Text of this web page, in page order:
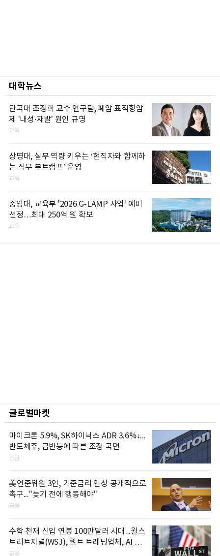
대학뉴스
단국대 조정희 교수 연구팀, 폐암 표적항암
제 '내성·재발' 원인 규명
교육
상명대, 실무 역량 키우는 ‘현직자와 함께하
는 직무 부트캠프’ 운영
교육
중앙대, 교육부 '2026 G-LAMP 사업' 예비
선정…최대 250억 원 확보
교육
글로벌마켓
마이크론 5.9%, SK하이닉스 ADR 3.6%↓...
반도체주, 급반등에 따른 조정 국면
증권
美연준위원 3인, 기준금리 인상 공개적으로
촉구..."늦기 전에 행동해야"
금융
수학 천재 신입 연봉 100만달러 시대...월스
트리트저널(WSJ), 퀀트 트레딩업체, AI 기
업들 인재 확보 경쟁
금융